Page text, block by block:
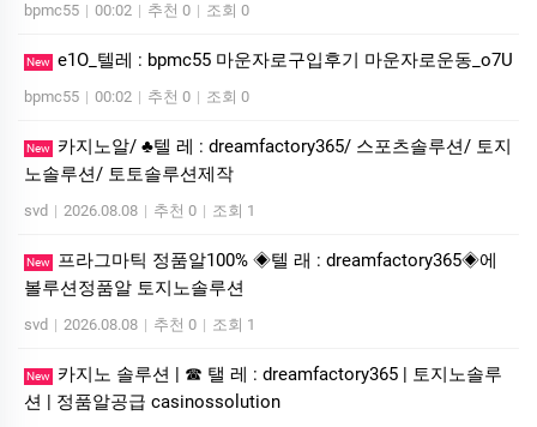
bpmc55 | 00:02 | 추천 0 | 조회 0
New e1O_텔레 : bpmc55 마운자로구입후기 마운자로운동_o7U
bpmc55 | 00:02 | 추천 0 | 조회 0
New
카지노알/ ♣텔 레 : dreamfactory365/ 스포츠솔루션/ 토지
노솔루션/ 토토솔루션제작
svd | 2026.08.08 | 추천 0 | 조회 1
New
프라그마틱 정품알100% ◈텔 래 : dreamfactory365◈에
볼루션정품알 토지노솔루션
svd | 2026.08.08 | 추천 0 | 조회 1
New
카지노 솔루션 | ☎ 탤 레 : dreamfactory365 | 토지노솔루
션 | 정품알공급 casinossolution